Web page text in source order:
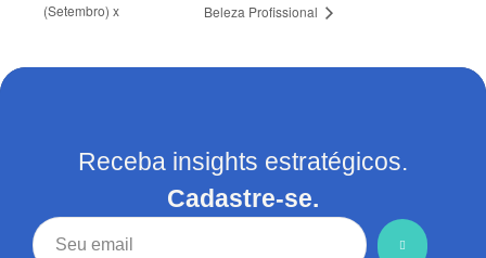
(Setembro) x
Beleza Profissional
Receba insights estratégicos.
Cadastre-se.